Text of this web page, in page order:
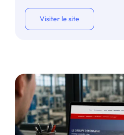
Visiter le site